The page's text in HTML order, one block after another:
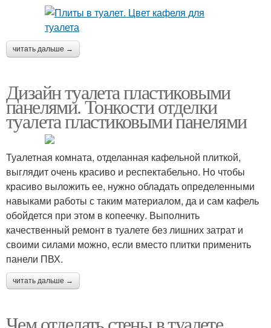
читать дальше →
Дизайн туалета пластиковыми
панелями. Тонкости отделки
туалета пластиковыми панелями
Туалетная комната, отделанная кафельной плиткой,
выглядит очень красиво и респектабельно. Но чтобы
красиво выложить ее, нужно обладать определенными
навыками работы с таким материалом, да и сам кафель
обойдется при этом в копеечку. Выполнить
качественный ремонт в туалете без лишних затрат и
своими силами можно, если вместо плитки применить
панели ПВХ.
читать дальше →